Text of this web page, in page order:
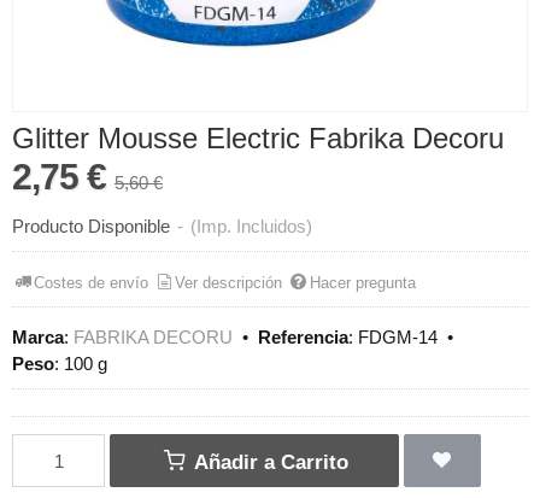
Glitter Mousse Electric Fabrika Decoru
2,75 € 5,60 €
Producto Disponible - (Imp. Incluidos)
Costes de envío Ver descripción Hacer pregunta
Marca: FABRIKA DECORU • Referencia: FDGM-14 •
Peso: 100 g
Añadir a Carrito